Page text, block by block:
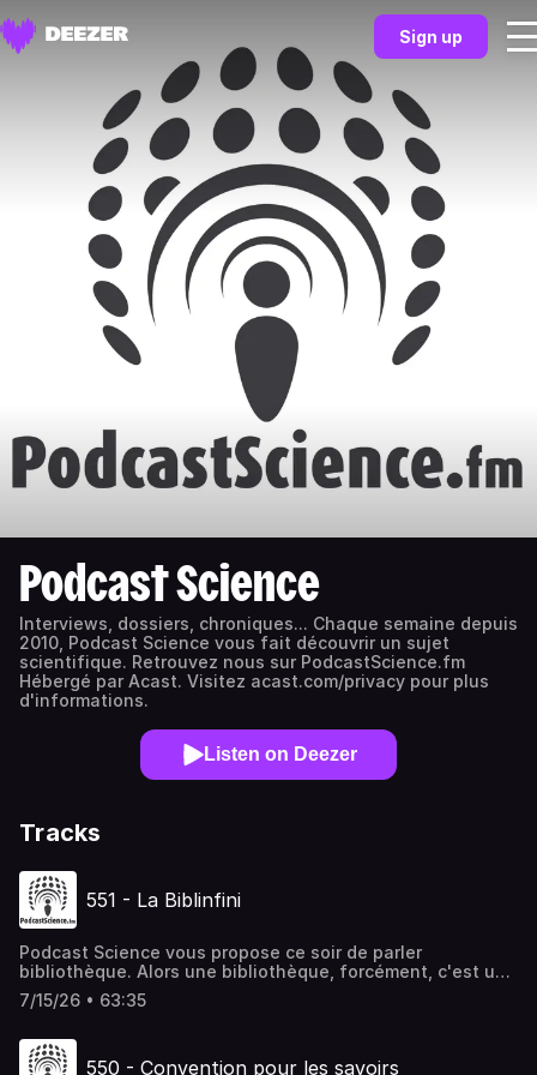
Sign up
Podcast Science
Interviews, dossiers, chroniques... Chaque semaine depuis
2010, Podcast Science vous fait découvrir un sujet
scientifique. Retrouvez nous sur PodcastScience.fm
Hébergé par Acast. Visitez acast.com/privacy pour plus
d'informations.
Listen on Deezer
Tracks
551 - La Biblinfini
Podcast Science vous propose ce soir de parler
bibliothèque. Alors une bibliothèque, forcément, c'est un
lieu où on peut trouver des livres. Un peu de livres, plein
de livres, des tas de livres, mais pas tous. Sauf qu’après
absolument génial de disposer d'une *bibliothèque
universelle*, qui contiendrait littéralement tous les livres
7/15/26 • 63:35
550 - Convention pour les savoirs